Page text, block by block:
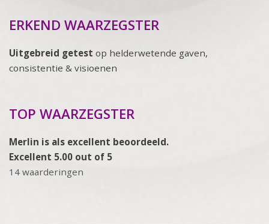
ERKEND WAARZEGSTER
Uitgebreid getest op helderwetende gaven,
consistentie & visioenen
TOP WAARZEGSTER
Merlin is als excellent beoordeeld.
Excellent 5.00 out of 5
14 waarderingen